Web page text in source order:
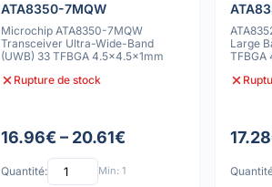
ATA8350-7MQW
Microchip ATA8350-7MQW
Transceiver Ultra-Wide-Band
(UWB) 33 TFBGA 4.5x4.5x1mm
Rupture de stock
16.96€ – 20.61€
Quantité: Min: 1
Large
TFBGA